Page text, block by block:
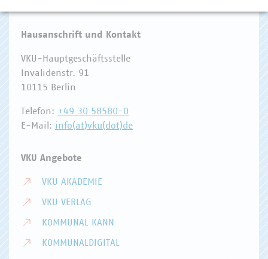
Hausanschrift und Kontakt
VKU-Hauptgeschäftsstelle
Invalidenstr. 91
10115 Berlin
Telefon: +49 30 58580-0
E-Mail: info(at)vku(dot)de
VKU Angebote
VKU AKADEMIE
VKU VERLAG
KOMMUNAL KANN
KOMMUNALDIGITAL